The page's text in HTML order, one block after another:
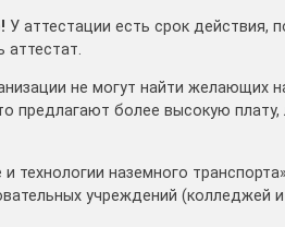
У аттестации есть срок действия,
аттестат.
не могут найти
предлагают более высокую
и технологии наземного
учреждений (колледжей и